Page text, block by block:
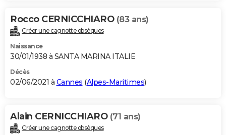
Bricolage
Lifestyle
Culture
Sport
Auto
Television
Voyage
Cinema
Rocco CERNICCHIARO (83 ans)
Créer une cagnotte obsèques
Naissance
30/01/1938 à SANTA MARINA ITALIE
Décès
02/06/2021 à Cannes (Alpes-Maritimes)
Alain CERNICCHIARO (71 ans)
Créer une cagnotte obsèques